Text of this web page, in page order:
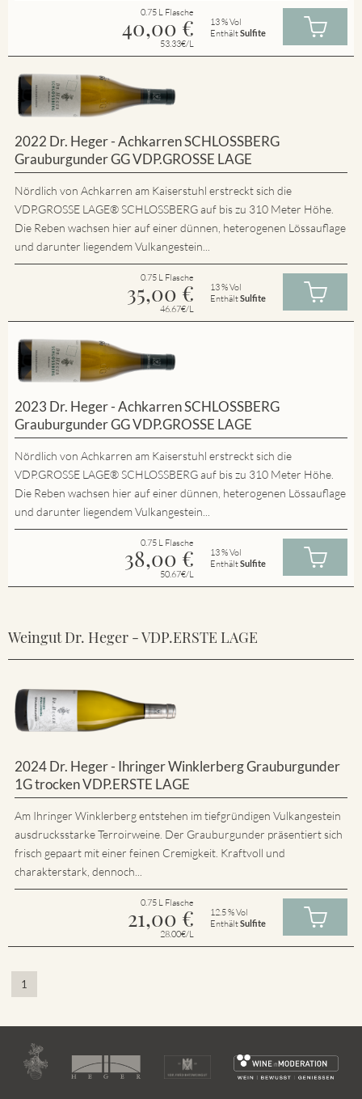
0.75 L Flasche
40,00 €
53.33€/L
13 % Vol
EnthältSulfite
2022 Dr. Heger - Achkarren SCHLOSSBERG
Grauburgunder GG VDP.GROSSE LAGE
Nördlich von Achkarren am Kaiserstuhl erstreckt sich die
VDP.GROSSE LAGE® SCHLOSSBERG auf bis zu 310 Meter Höhe.
Die Reben wachsen hier auf einer dünnen, heterogenen Lössauflage
und darunter liegendem Vulkangestein...
0.75 L Flasche
35,00 €
46.67€/L
13 % Vol
EnthältSulfite
2023 Dr. Heger - Achkarren SCHLOSSBERG
Grauburgunder GG VDP.GROSSE LAGE
Nördlich von Achkarren am Kaiserstuhl erstreckt sich die
VDP.GROSSE LAGE® SCHLOSSBERG auf bis zu 310 Meter Höhe.
Die Reben wachsen hier auf einer dünnen, heterogenen Lössauflage
und darunter liegendem Vulkangestein...
0.75 L Flasche
38,00 €
50.67€/L
13 % Vol
EnthältSulfite
Weingut Dr. Heger - VDP.ERSTE LAGE
2024 Dr. Heger - Ihringer Winklerberg Grauburgunder
1G trocken VDP.ERSTE LAGE
Am Ihringer Winklerberg entstehen im tiefgründigen Vulkangestein
ausdrucksstarke Terroirweine. Der Grauburgunder präsentiert sich
frisch gepaart mit einer feinen Cremigkeit. Kraftvoll und
charakterstark, dennoch...
0.75 L Flasche
21,00 €
28.00€/L
12.5 % Vol
EnthältSulfite
1